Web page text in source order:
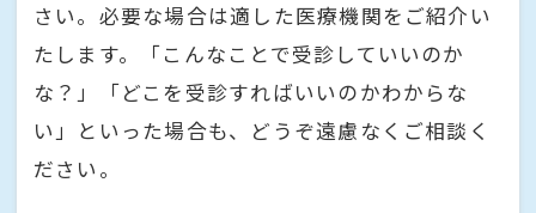
さい。必要な場合は適した医療機関をご紹介い
たします。「こんなことで受診していいのか
な？」「どこを受診すればいいのかわからな
い」といった場合も、どうぞ遠慮なくご相談く
ださい。